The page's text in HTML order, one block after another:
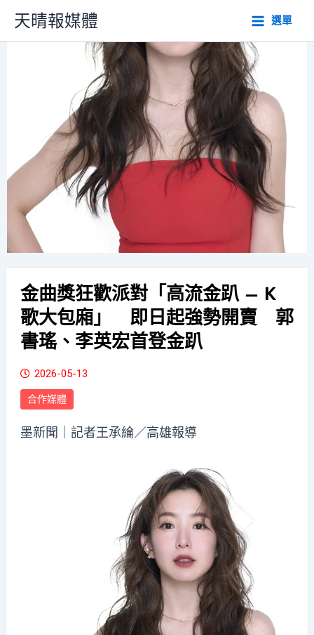
主
天晴報媒體 選單
金曲獎狂歡派對「高流金趴 – K
歌大包廂」 即日起強勢開賣 郭
書瑤、李英宏首登金趴
2026-05-13
合作媒體
墨新聞 ｜記者王承綸／高雄報導